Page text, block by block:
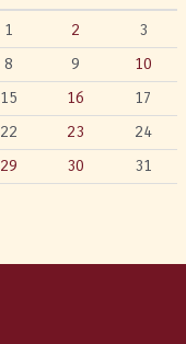
1 2
3
8 9
10
15 16
17
22 23
24
29 30 31